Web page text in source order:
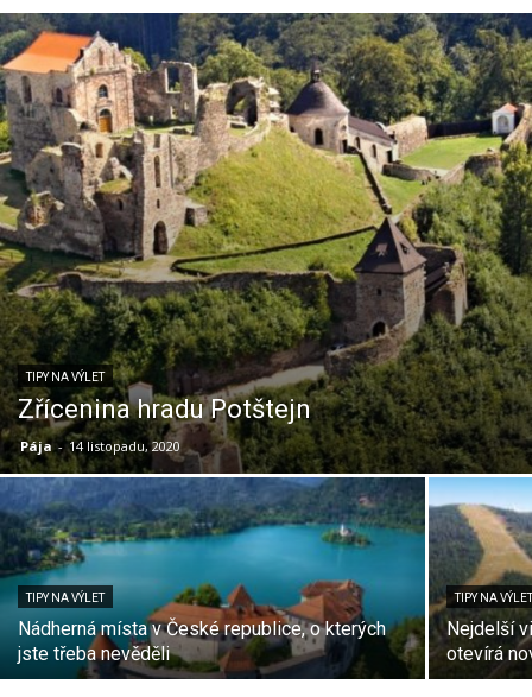
TIPY NA VÝLET
Zřícenina hradu Potštejn
Pája - 14 listopadu, 2020
TIPY NA VÝLET
Nádherná místa v České republice, o kterých
jste třeba nevěděli
TIPY NA
Nejdelší
otevírá